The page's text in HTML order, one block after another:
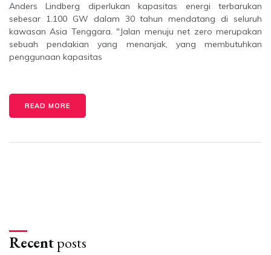
Anders Lindberg diperlukan kapasitas energi terbarukan
sebesar 1.100 GW dalam 30 tahun mendatang di seluruh
kawasan Asia Tenggara. "Jalan menuju net zero merupakan
sebuah pendakian yang menanjak, yang membutuhkan
penggunaan kapasitas
READ MORE
Recentposts